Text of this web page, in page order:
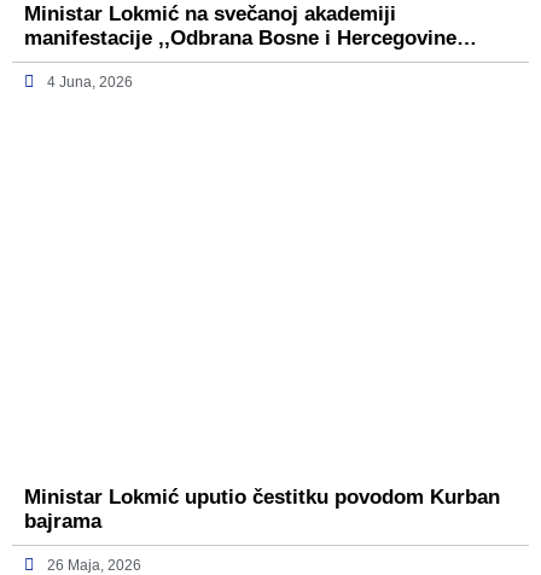
Ministar Lokmić na svečanoj akademiji
manifestacije ,,Odbrana Bosne i Hercegovine…
4 Juna, 2026
Ministar Lokmić uputio čestitku povodom Kurban
bajrama
26 Maja, 2026